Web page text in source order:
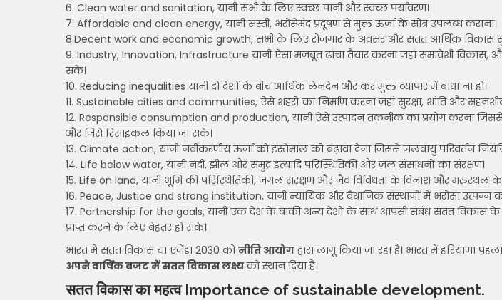
6. Clean water and sanitation, यानी सभी के लिए स्वच्छ पानी और स्वच्छ पर्यावरण।
7. Affordable and clean energy, यानी सस्ती, भरोसेमंद प्रदूषण से मुक्त ऊर्जा के सोत्र उपलब्ध कराना।
8.Decent work and economic growth, सभी के लिए रोजगार के अवसर और सतत आर्थिक विकास
9. Industry, Innovation, Infrastructure यानी ऐसा मजबूत ढांचा तैयार करना जहां समावेशी विकास,
सके।
10. Reducing inequalities यानी दो देशों के बीच आर्थिक लेनदेन और कर मुक्त व्यापार में बाधा ना हो।
11. Sustainable cities and communities, ऐसे शहरों का निर्माण करना जहां सुरक्षा, शांति और सहनशील
12. Responsible consumption and production, यानी ऐसे उत्पादन तकनीक का प्रयोग करना
और जिसे रिसाइकल किया जा सके।
13. Climate action, यानी नवीकरणीय ऊर्जा को इस्तेमाल को बढ़ावा देना जिससे जलवायु परिवर्तन
14. Life below water, यानी नदी, झील और समुद्र इत्यादि परिस्थितिकी और जल संसाधनों का संरक्षण।
15. Life on land, यानी भूमि की परिस्थितिकी, जंगल संरक्षण और जैव विविधता के विनाश और मरुस्थल
16. Peace, Justice and strong institution, यानी न्यायिक और वैधानिक संस्थानों में भरोसा उत्पन्न
17. Partnership for the goals, यानी एक देश के बाकी अन्य देशों के साथ आपसी संबंध सतत विकास के
प्राप्त करने के लिए बेहतर हो सके।
भारत मे सतत विकास या एजेंडा 2030 कोनीति आयोगद्वारा लागू किया जा रहा है। भारत में हरियाणा
अपने वार्षिक बजट में सतत विकास लक्ष्यको स्थान दिया है।
सतत विकास का महत्व Importance of sustainable development.